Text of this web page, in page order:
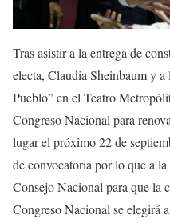
Tras asistir a la entrega de
electa, Claudia Sheinbaum y
Pueblo” en el Teatro
Congreso Nacional para
lugar el próximo 22 de
de convocatoria por lo que a
Consejo Nacional para que la
Congreso Nacional se elegirá